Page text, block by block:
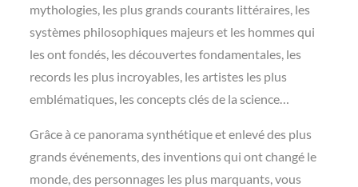
mythologies, les plus grands courants littéraires, les
systèmes philosophiques majeurs et les hommes qui
les ont fondés, les découvertes fondamentales, les
records les plus incroyables, les artistes les plus
emblématiques, les concepts clés de la science…
Grâce à ce panorama synthétique et enlevé des plus
grands événements, des inventions qui ont changé le
monde, des personnages les plus marquants, vous